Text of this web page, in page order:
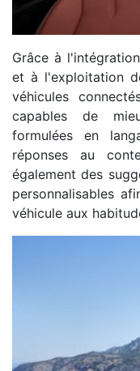
Grâce à
et à l'exploitation
véhicules
capables de
formulées en
réponses au
également des
personnalisables
véhicule aux